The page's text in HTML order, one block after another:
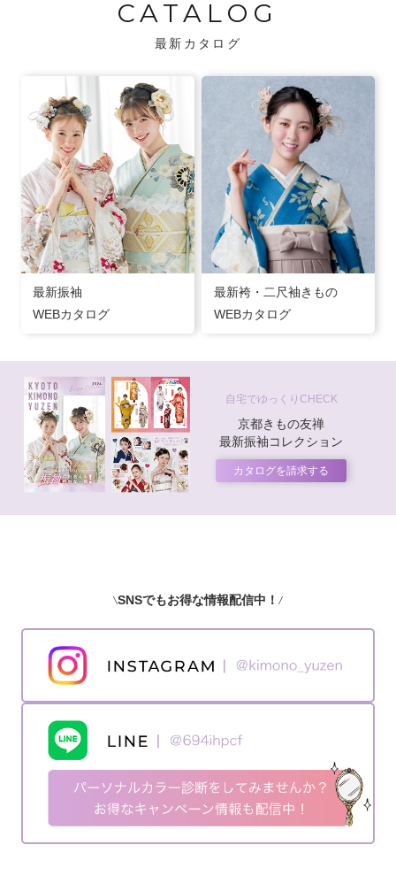
・振袖コンシェルジュが、振袖に合う小物や
バッグでお嬢様らしいコーディネートをご
CATALOG
最新カタログ
最新振袖
WEBカタログ
最新袴・二尺袖きもの
WEBカタログ
自宅でゆっくりCHECK
京都きもの友禅
最新振袖コレクション
カタログを請求する
SNSでもお得な情報配信中！